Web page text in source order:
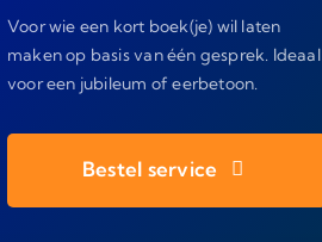
Voor wie een kort boek(je) wil laten
maken op basis van één gesprek. Ideaal
voor een jubileum of eerbetoon.
Bestel service